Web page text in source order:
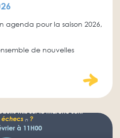
agenda pour la saison 2026,
de nouvelles